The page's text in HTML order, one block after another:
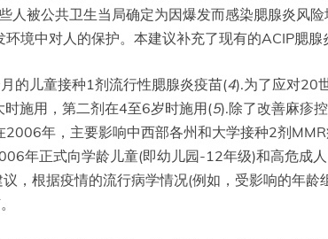
人被公共卫生当局确定为因爆发而感染腮腺炎风
境中对人的保护。本建议补充了现有的ACIP腮腺
的儿童接种1剂流行性腮腺炎疫苗(4).为了应对20
施用，第二剂在4至6岁时施用(5).除了改善麻疹
2006年，主要影响中西部各州和大学接种2剂
年正式向学龄儿童(即幼儿园-12年级)和高危成
，根据疫情的流行病学情况(例如，受影响的年